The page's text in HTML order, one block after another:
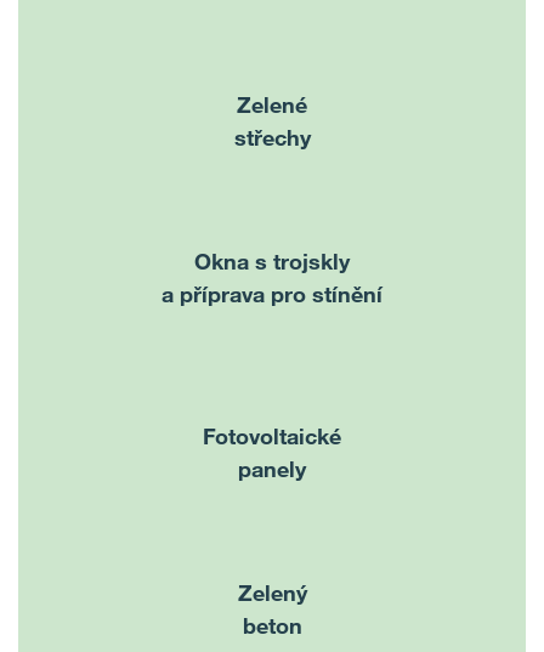
Zelené
střechy
Okna s trojskly
a příprava pro stínění
Fotovoltaické
panely
Zelený
beton